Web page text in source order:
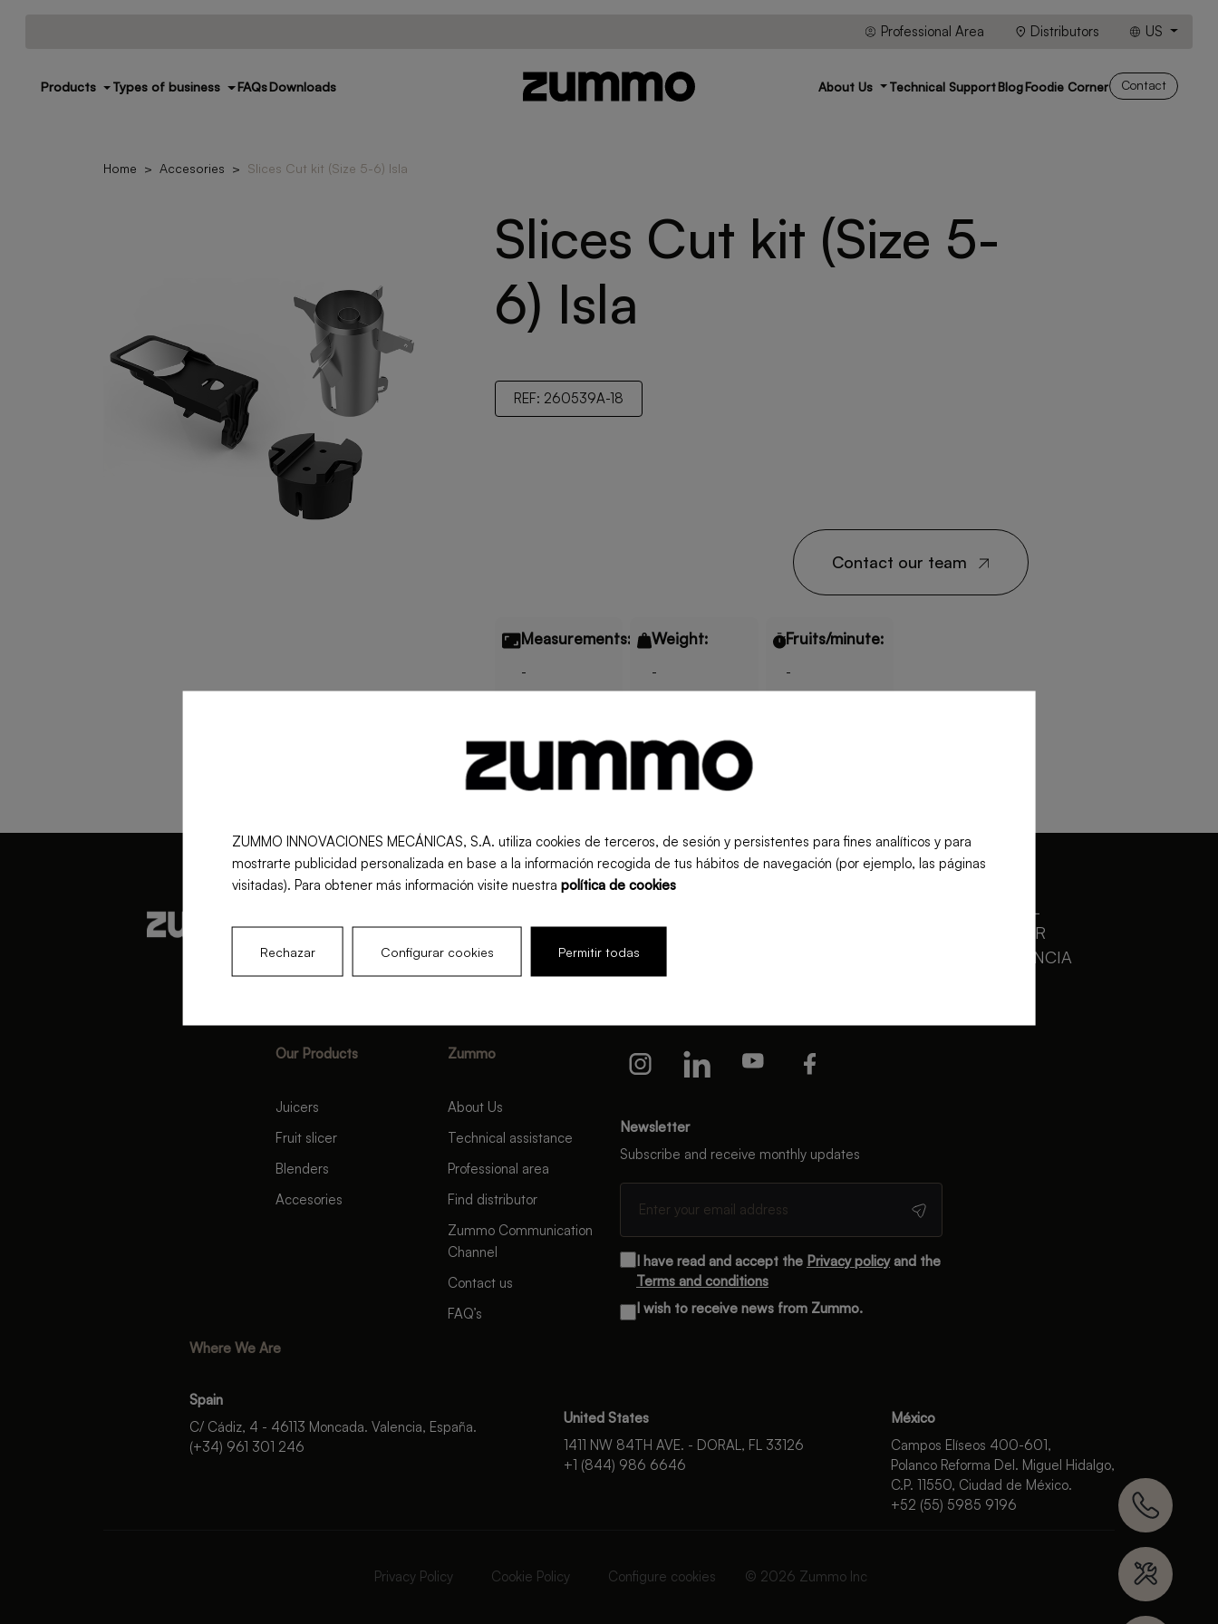
Professional Area Distributors US
Products Types of business FAQsDownloads About Us Technical SupportBlogFoodie Corner Contact
Home Accesories Slices Cut kit (Size 5-6) Isla
Slices Cut kit (Size 5-
6) Isla
REF: 260539A-18
Contact our team
Measurements:
-
Weight:
-
Fruits/minute:
-
SPONSOR
OF VALENCIA
Our Products
Juicers
Fruit slicer
Blenders
Accesories
Zummo
About Us
Technical assistance
Professional area
Find distributor
Zummo Communication
Channel
Contact us
FAQ’s
Newsletter
Subscribe and receive monthly updates
I have read and accept the Privacy policyand the
Terms and conditions
I wish to receive news from Zummo.
Where We Are
Spain
C/ Cádiz, 4 - 46113 Moncada. Valencia, España.
(+34) 961 301 246
United States
1411 NW 84TH AVE. - DORAL, FL 33126
+1 (844) 986 6646
México
Campos Elíseos 400-601,
Polanco Reforma Del. Miguel Hidalgo,
C.P. 11550, Ciudad de México.
+52 (55) 5985 9196
Privacy Policy Cookie Policy Configure cookies © 2026 Zummo Inc
ZUMMO INNOVACIONES MECÁNICAS, S.A. utiliza cookies de terceros, de sesión y persistentes para fines analíticos y para
mostrarte publicidad personalizada en base a la información recogida de tus hábitos de navegación (por ejemplo, las páginas
visitadas). Para obtener más información visite nuestra política de cookies
Rechazar Configurar cookies Permitir todas